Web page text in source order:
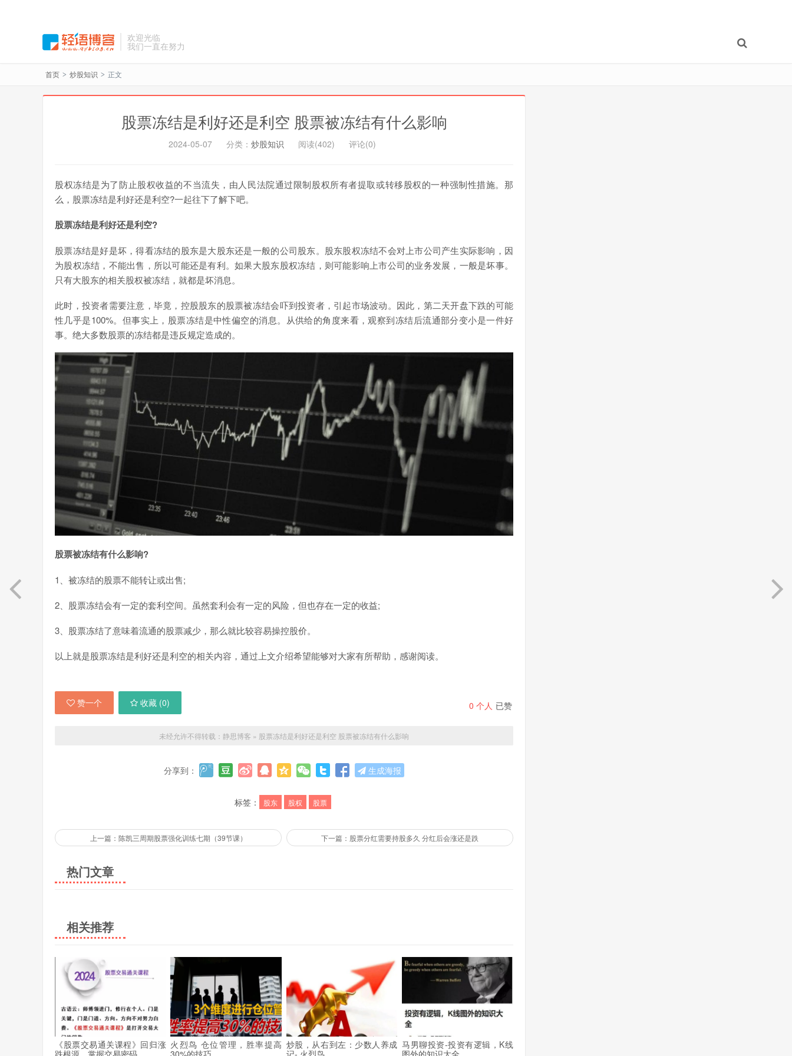
欢迎光临
我们一直在努力
首页 > 炒股知识 > 正文
股票冻结是利好还是利空 股票被冻结有什么影响
2024-05-07 分类： 炒股知识 阅读(402) 评论(0)
股权冻结是为了防止股权收益的不当流失，由人民法院通过限制股权所有者提取或转移股权的一种强制性措施。那
么，股票冻结是利好还是利空?一起往下了解下吧。
股票冻结是利好还是利空?
股票冻结是好是坏，得看冻结的股东是大股东还是一般的公司股东。股东股权冻结不会对上市公司产生实际影响，因
为股权冻结，不能出售，所以可能还是有利。如果大股东股权冻结，则可能影响上市公司的业务发展，一般是坏事。
只有大股东的相关股权被冻结，就都是坏消息。
此时，投资者需要注意，毕竟，控股股东的股票被冻结会吓到投资者，引起市场波动。因此，第二天开盘下跌的可能
性几乎是100%。但事实上，股票冻结是中性偏空的消息。从供给的角度来看，观察到冻结后流通部分变小是一件好
事。绝大多数股票的冻结都是违反规定造成的。
股票被冻结有什么影响?
1、被冻结的股票不能转让或出售;
2、股票冻结会有一定的套利空间。虽然套利会有一定的风险，但也存在一定的收益;
3、股票冻结了意味着流通的股票减少，那么就比较容易操控股价。
以上就是股票冻结是利好还是利空的相关内容，通过上文介绍希望能够对大家有所帮助，感谢阅读。
0 个人 已赞
赞一个 收藏 (0)
未经允许不得转载： 静思博客 » 股票冻结是利好还是利空 股票被冻结有什么影响
分享到： 生成海报
标签： 股东 股权 股票
上一篇：陈凯三周期股票强化训练七期（39节课） 下一篇：股票分红需要持股多久 分红后会涨还是跌
热门文章
相关推荐
《股票交易通关课程》回归涨 火烈鸟 仓位管理，胜率提高 炒股，从右到左：少数人养成 马男聊投资-投资有逻辑，K线